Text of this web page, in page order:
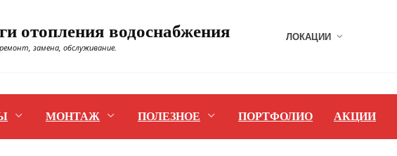
отопления водоснабжения
замена, обслуживание.
ЛОКАЦИИ
МОНТАЖ ПОЛЕЗНОЕ ПОРТФОЛИО АКЦИИ